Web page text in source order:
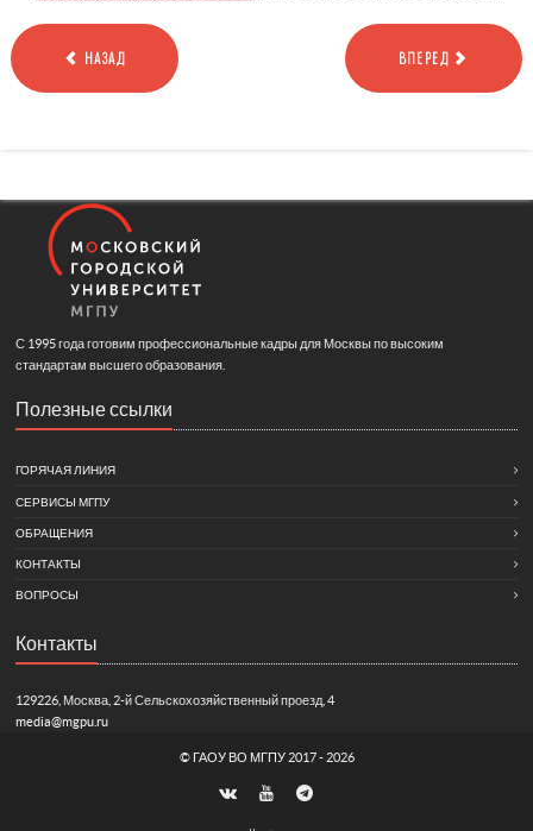
НАЗАД ВПЕРЕД
С 1995 года готовим профессиональные кадры для Москвы по высоким
стандартам высшего образования.
Полезные ссылки
ГОРЯЧАЯ ЛИНИЯ
СЕРВИСЫ МГПУ
ОБРАЩЕНИЯ
КОНТАКТЫ
ВОПРОСЫ
Контакты
129226, Москва, 2-й Сельскохозяйственный проезд, 4
media@mgpu.ru
© ГАОУ ВО МГПУ2017 - 2026